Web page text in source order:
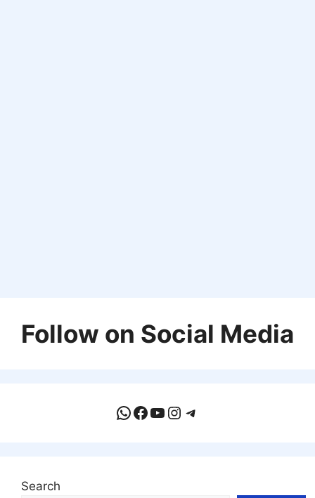
Follow on Social Media
WhatsApp
Facebook
YouTube
Instagram
Telegram
Search